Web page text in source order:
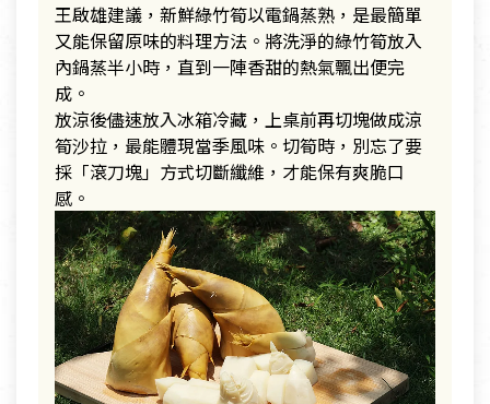
王啟雄建議，新鮮綠竹筍以電鍋蒸熟，是最簡單
又能保留原味的料理方法。將洗淨的綠竹筍放入
內鍋蒸半小時，直到一陣香甜的熱氣飄出便完
成。
放涼後儘速放入冰箱冷藏，上桌前再切塊做成涼
筍沙拉，最能體現當季風味。切筍時，別忘了要
採「滾刀塊」方式切斷纖維，才能保有爽脆口
感。